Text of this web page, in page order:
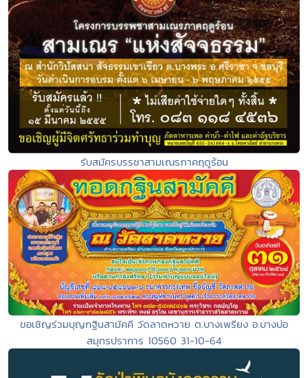
รับสมัครบรรชาสามเณรภาคฤดูร้อน
ขอเชิญร่วมบุญกฐินสามัคคี วัดลาดหวาย ต.บางเพรียง อ.บางบ่อ
สมุทรปราการ 10560 31-10-64